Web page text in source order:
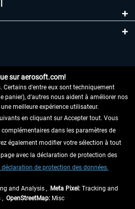
ICI
LES DERNIÈRES
sur aerosoft.com!
Certains d'entre eux sont techniquement
panier), d'autres nous aident à améliorer nos
meilleure expérience utilisateur.
en cliquant sur Accepter tout. Vous
dans les paramètres de
également modifier votre sélection à tout
avec la déclaration de protection des
de protection des données.
and Analysis , Meta Pixel: Tracking and
, OpenStreetMap:Misc